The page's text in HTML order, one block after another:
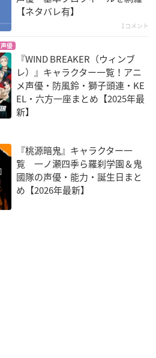
【ネタバレ有】
1コメント
声優
『WIND BREAKER（ウィンブ
レ）』キャラクター一覧！アニ
メ声優・防風鈴・獅子頭連・KE
EL・六方一座まとめ【2025年最
新】
『桃源暗鬼』キャラクター一
覧 一ノ瀬四季ら羅刹学園＆鬼
國隊の声優・能力・誕生日まと
め【2026年最新】